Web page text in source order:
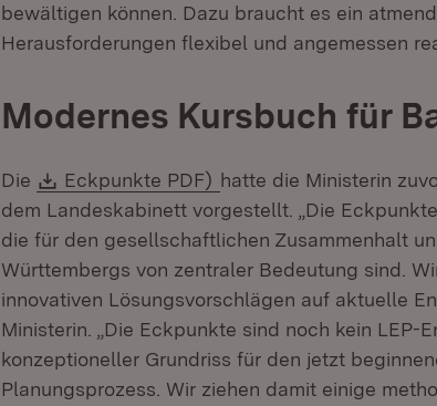
bewältigen können. Dazu braucht es ein
Herausforderungen flexibel und angemessen
Modernes Kursbuch für
Die Download:
Eckpunkte PDF) (Öffnet in neuem
hatte die Ministerin
dem Landeskabinett vorgestellt. „Die
die für den gesellschaftlichen Zusammenhalt
Württembergs von zentraler Bedeutung sind.
innovativen Lösungsvorschlägen auf aktuelle
Ministerin. „Die Eckpunkte sind noch kein LEP-
konzeptioneller Grundriss für den jetzt
Planungsprozess. Wir ziehen damit einige